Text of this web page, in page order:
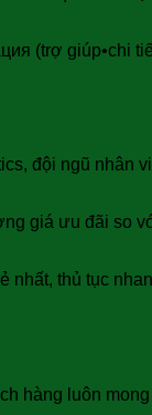
(trợ giúp•chi
đội ngũ nhân
giá ưu đãi so
thủ tục
hàng luôn